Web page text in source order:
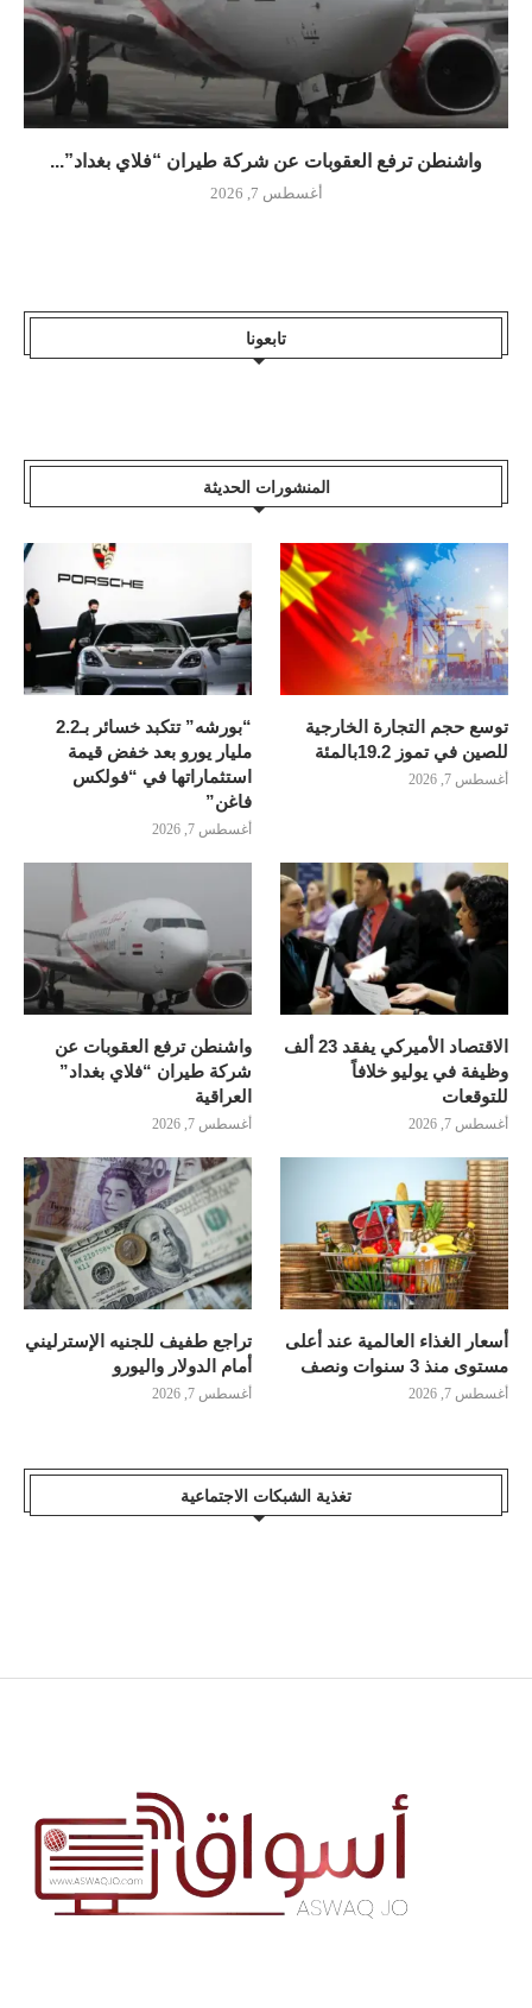
واشنطن ترفع العقوبات عن شركة طيران “فلاي بغداد”...
أغسطس 7, 2026
تابعونا
المنشورات الحديثة
توسع حجم التجارة الخارجية
للصين في تموز 19.2بالمئة
أغسطس 7, 2026
“بورشه” تتكبد خسائر بـ2.2
مليار يورو بعد خفض قيمة
استثماراتها في “فولكس
فاغن”
أغسطس 7, 2026
الاقتصاد الأميركي يفقد 23 ألف
وظيفة في يوليو خلافاً
للتوقعات
أغسطس 7, 2026
واشنطن ترفع العقوبات عن
شركة طيران “فلاي بغداد”
العراقية
أغسطس 7, 2026
أسعار الغذاء العالمية عند أعلى
مستوى منذ 3 سنوات ونصف
أغسطس 7, 2026
تراجع طفيف للجنيه الإسترليني
أمام الدولار واليورو
أغسطس 7, 2026
تغذية الشبكات الاجتماعية